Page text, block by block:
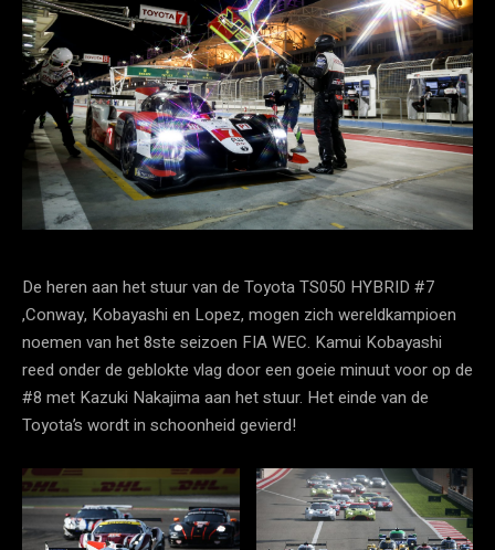
De heren aan het stuur van de Toyota TS050 HYBRID #7
,Conway, Kobayashi en Lopez, mogen zich wereldkampioen
noemen van het 8ste seizoen FIA WEC. Kamui Kobayashi
reed onder de geblokte vlag door een goeie minuut voor op de
#8 met Kazuki Nakajima aan het stuur. Het einde van de
Toyota’s wordt in schoonheid gevierd!